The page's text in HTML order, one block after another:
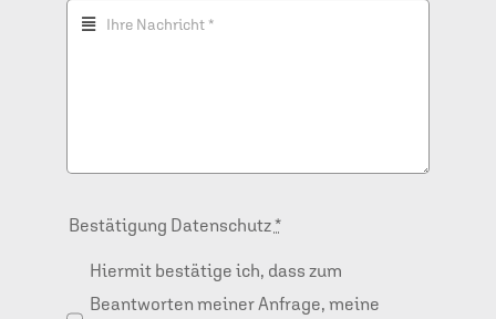
Bestätigung Datenschutz*
Hiermit bestätige ich, dass zum
Beantworten meiner Anfrage, meine